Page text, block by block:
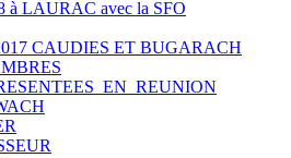
à LAURAC avec la SFO
CAUDIES ET BUGARACH